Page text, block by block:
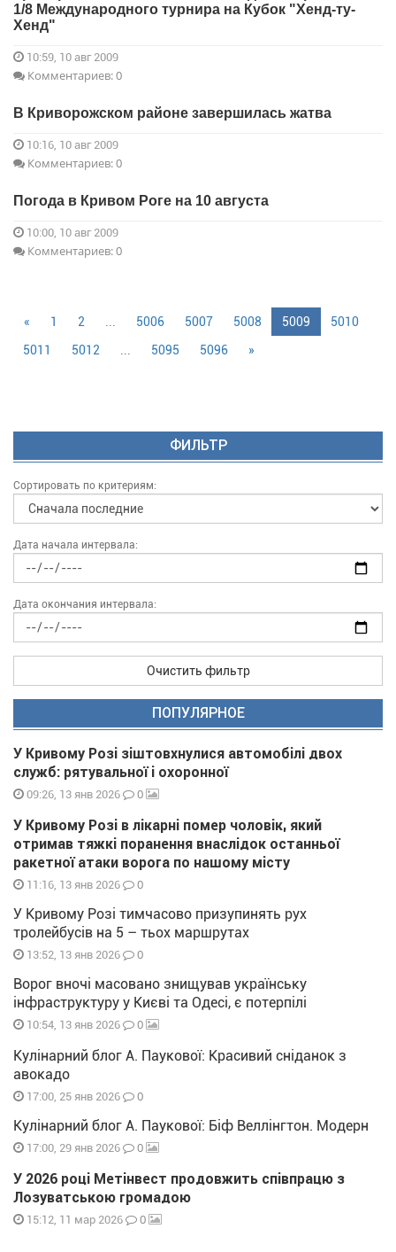
1/8 Международного турнира на Кубок "Хенд-ту-
Хенд"
10:59, 10 авг 2009
Комментариев: 0
В Криворожском районе завершилась жатва
10:16, 10 авг 2009
Комментариев: 0
Погода в Кривом Роге на 10 августа
10:00, 10 авг 2009
Комментариев: 0
« 1 2 ... 5006 5007 5008 5009
5010
5011
5012 ... 5095 5096 »
ФИЛЬТР
Сортировать по критериям:
Дата начала интервала:
Дата окончания интервала:
Очистить фильтр
ПОПУЛЯРНОЕ
У Кривому Розі зіштовхнулися автомобілі двох
служб: рятувальної і охоронної
09:26, 13 янв 2026 0
У Кривому Розі в лікарні помер чоловік, який
отримав тяжкі поранення внаслідок останньої
ракетної атаки ворога по нашому місту
11:16, 13 янв 2026 0
У Кривому Розі тимчасово призупинять рух
тролейбусів на 5 – тьох маршрутах
13:52, 13 янв 2026 0
Ворог вночі масовано знищував українську
інфраструктуру у Києві та Одесі, є потерпілі
10:54, 13 янв 2026 0
Кулінарний блог А. Паукової: Красивий сніданок з
авокадо
17:00, 25 янв 2026 0
Кулінарний блог А. Паукової: Біф Веллінгтон. Модерн
17:00, 29 янв 2026 0
У 2026 році Метінвест продовжить співпрацю з
Лозуватською громадою
15:12, 11 мар 2026 0